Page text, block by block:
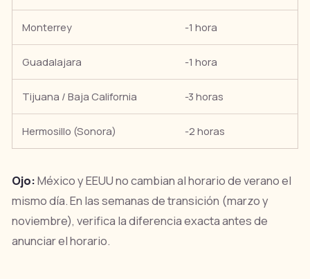
Monterrey -1 hora
Guadalajara -1 hora
Tijuana / Baja California -3 horas
Hermosillo (Sonora) -2 horas
Ojo:México y EEUU no cambian al horario de verano el
mismo día. En las semanas de transición (marzo y
noviembre), verifica la diferencia exacta antes de
anunciar el horario.